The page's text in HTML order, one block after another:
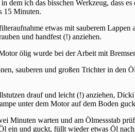
dem ich das bisschen Werkzeug, dass
15 Minuten.
etwas mit sauberem
und handfest (!) anziehen.
ölig wurde bei der Arbeit mit
sauberen und großen Trichter in den
drauf und leicht (!) anziehen,
unter dem Motor auf dem Boden
Minuten warten und am Ölmessstab
ein und guckt, füllt wieder etwas Öl